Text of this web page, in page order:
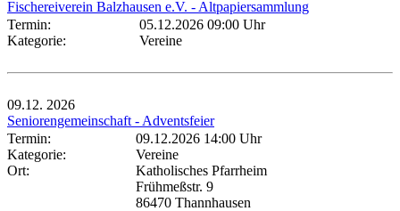
Fischereiverein Balzhausen e.V. - Altpapiersammlung
Termin:
05.12.2026 09:00 Uhr
Kategorie:
Vereine
09.12. 2026
Seniorengemeinschaft - Adventsfeier
Termin:
09.12.2026 14:00 Uhr
Kategorie:
Vereine
Ort:
Katholisches Pfarrheim
Frühmeßstr. 9
86470 Thannhausen